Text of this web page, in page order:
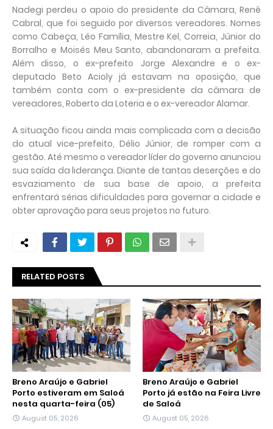
Nadegi perdeu o apoio do presidente da Câmara, Renê
Cabral, que foi seguido por diversos vereadores. Nomes
como Cabeça, Léo Família, Mestre Kel, Correia, Júnior do
Borralho e Moisés Meu Santo, abandonaram a prefeita.
Além disso, o ex-prefeito Jorge Alexandre e o ex-
deputado Beto Acioly já estavam na oposição, que
também conta com o ex-presidente da câmara de
vereadores, Roberto da Loteria e o ex-vereador Alamar.
A situação ficou ainda mais complicada com a decisão
do atual vice-prefeito, Délio Júnior, de romper com a
gestão. Até mesmo o vereador líder do governo anunciou
sua saída da liderança. Diante de tantas deserções e do
esvaziamento de sua base de apoio, a prefeita
enfrentará sérias dificuldades para governar a cidade e
obter aprovação para seus projetos no futuro.
RELATED POSTS
Breno Araújo e Gabriel
Porto estiveram em Saloá
nesta quarta-feira (05)
August 05, 2026
Breno Araújo e Gabriel
Porto já estão na Feira Livre
de Saloá
August 05, 2026